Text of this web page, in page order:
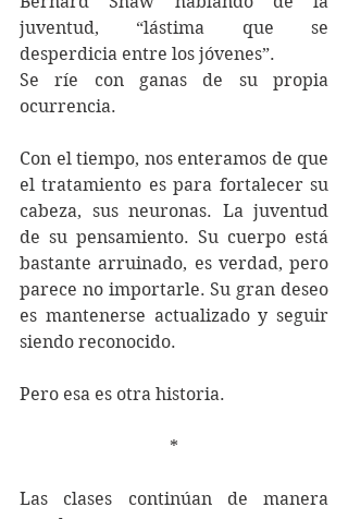
juventud, “lástima que se
desperdicia entre los jóvenes”.
Se ríe con ganas de su propia
ocurrencia.
Con el tiempo, nos enteramos de que
el tratamiento es para fortalecer su
cabeza, sus neuronas. La juventud
de su pensamiento. Su cuerpo está
bastante arruinado, es verdad, pero
parece no importarle. Su gran deseo
es mantenerse actualizado y seguir
siendo reconocido.
Pero esa es otra historia.
*
Las clases continúan de manera